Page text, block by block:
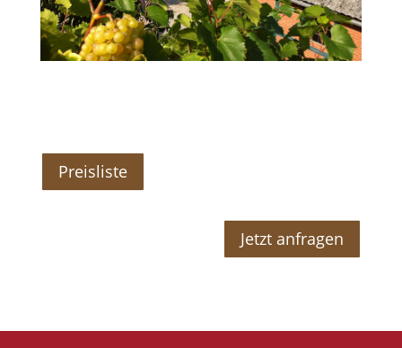
Preisliste
Jetzt anfragen